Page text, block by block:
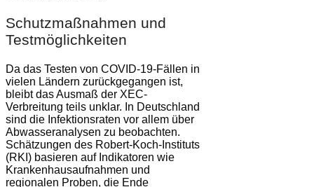
Schutzmaßnahmen und
Testmöglichkeiten
Da das Testen von COVID-19-Fällen in
vielen Ländern zurückgegangen ist,
bleibt das Ausmaß der XEC-
Verbreitung teils unklar. In Deutschland
sind die Infektionsraten vor allem über
Abwasseranalysen zu beobachten.
Schätzungen des Robert-Koch-Instituts
(RKI) basieren auf Indikatoren wie
Krankenhausaufnahmen und
regionalen Proben, die Ende